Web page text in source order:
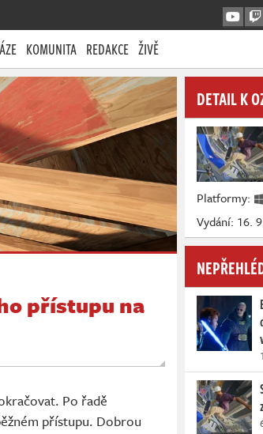
KOMUNITA REDAKCE ŽIVĚ
přístupu na
Po řadě
přístupu. Dobrou
DETAIL K
Platformy:
Vydání: 16.